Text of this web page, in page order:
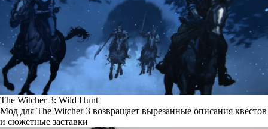
The Witcher 3: Wild Hunt
Мод для The Witcher 3 возвращает вырезанные описания квестов
и сюжетные заставки